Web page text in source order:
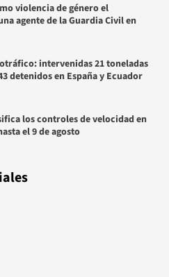
violencia de género el
agente de la Guardia Civil en
intervenidas 21 toneladas
detenidos en España y Ecuador
los controles de velocidad en
el 9 de agosto